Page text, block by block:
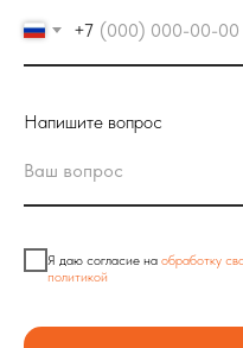
+7
Напишите вопрос
Я даю согласие на обработку
политикой